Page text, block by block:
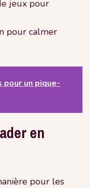
jeux pour
pour calmer
un pique-
en
pour les